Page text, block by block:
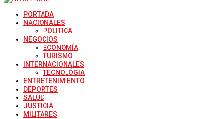
PORTADA
NACIONALES
POLITICA
NEGOCIOS
ECONOMÍA
TURISMO
INTERNACIONALES
TECNOLÓGIA
ENTRETENIMIENTO
DEPORTES
SALUD
JUSTICIA
MILITARES